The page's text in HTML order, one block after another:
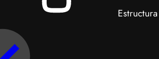
Estructura